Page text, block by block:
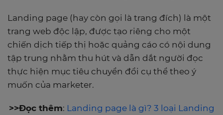
Landing page (hay còn gọi là trang đích) là một
trang web độc lập, được tạo riêng cho một
chiến dịch tiếp thị hoặc quảng cáo có nội dung
tập trung nhằm thu hút và dẫn dắt người đọc
thực hiện mục tiêu chuyển đổi cụ thể theo ý
muốn của marketer.
>>Đọc thêm: Landing page là gì? 3 loại Landing